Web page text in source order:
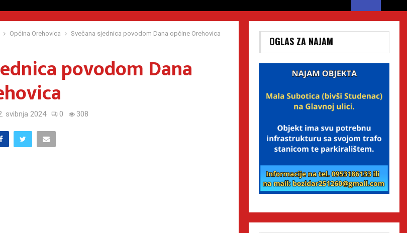
Općina Orehovica Svečana sjednica povodom Dana općine Orehovica
povodom Dana
svibnja 2024 0 308
OGLAS ZA NAJAM